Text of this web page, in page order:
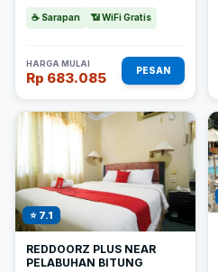
☕ Sarapan 📶 WiFi Gratis
HARGA MULAI
Rp 683.085 PESAN
⭐ 7.1
REDDOORZ PLUS NEAR
PELABUHAN BITUNG